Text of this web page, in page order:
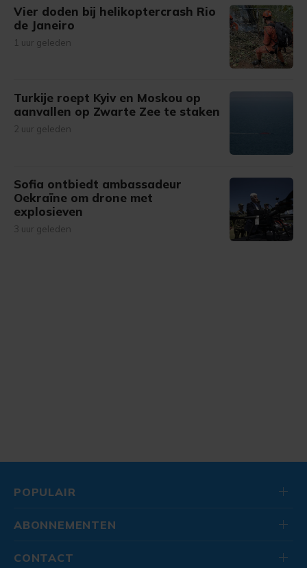
Vier doden bij helikoptercrash Rio
de Janeiro
1 uur geleden
Turkije roept Kyiv en Moskou op
aanvallen op Zwarte Zee te staken
2 uur geleden
Sofia ontbiedt ambassadeur
Oekraïne om drone met
explosieven
3 uur geleden
POPULAIR
ABONNEMENTEN
CONTACT